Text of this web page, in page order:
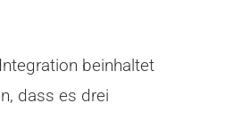
beinhaltet
dass es drei